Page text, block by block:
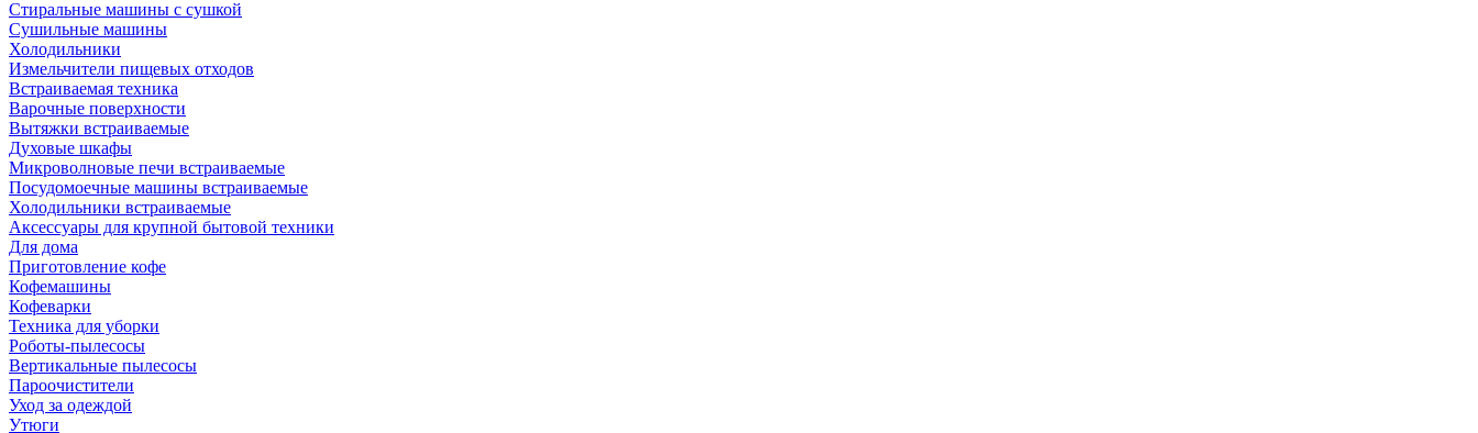
Стиральные машины с сушкой
Сушильные машины
Холодильники
Измельчители пищевых отходов
Встраиваемая техника
Варочные поверхности
Вытяжки встраиваемые
Духовые шкафы
Микроволновые печи встраиваемые
Посудомоечные машины встраиваемые
Холодильники встраиваемые
Аксессуары для крупной бытовой техники
Для дома
Приготовление кофе
Кофемашины
Кофеварки
Техника для уборки
Роботы-пылесосы
Вертикальные пылесосы
Пароочистители
Уход за одеждой
Утюги